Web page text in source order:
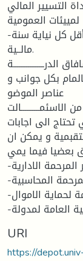
التسيير المالي
لمييئات العمومية
-التكثيف من عمميات الرقابة الخارجيـةعمى الأقل كل نياية سنة
مالــية.
الدرـــــــــــــــــة:
بكل جوانب و
عناصر الموضو
الاسئمــــــــــالت
تحتاج الى اجابات
و يمكن ان
بعضيا فيما يمي:
-دور الامر بالصرف فيتطوير المرحمة الادارية
-دور المحاسب في تطوير المرحمة المحاسبية
-كيفية تطوير عممية تسديد النفقات العامة لحماية الاموال
العامة لمدولة
URI
https://